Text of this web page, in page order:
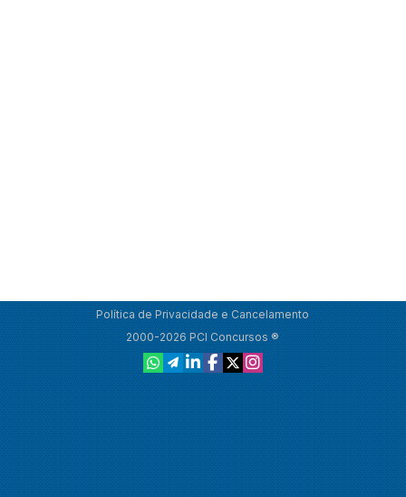
Política de Privacidade e Cancelamento
2000-2026 PCI Concursos ®